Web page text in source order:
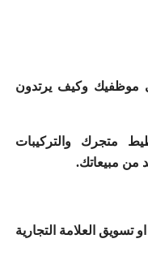
موظفيك وكيف يرتدون
متجركوالتركيبات
من مبيعاتك.
تسويق العلامة التجارية